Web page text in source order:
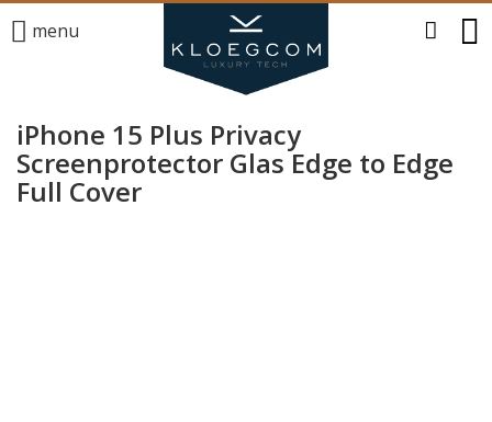
menu
iPhone 15 Plus Privacy
Screenprotector Glas Edge to Edge
Full Cover